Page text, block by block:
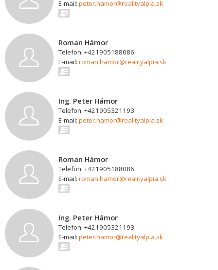
E-mail: peter.hamor@realityalpia.sk
Roman Hámor
Telefon: +421905188086
E-mail: roman.hamor@realityalpia.sk
Ing. Peter Hámor
Telefon: +421905321193
E-mail: peter.hamor@realityalpia.sk
Roman Hámor
Telefon: +421905188086
E-mail: roman.hamor@realityalpia.sk
Ing. Peter Hámor
Telefon: +421905321193
E-mail: peter.hamor@realityalpia.sk